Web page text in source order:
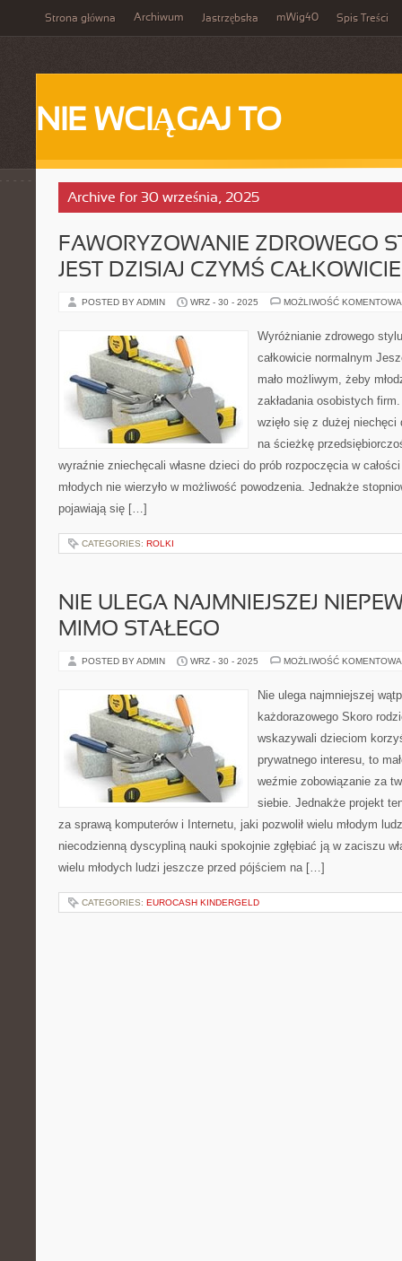
Strona główna Archiwum Jastrzębska mWig40 Spis Treści
NIE WCIĄGAJ TO
Archive for 30 września, 2025
FAWORYZOWANIE ZDROWEGO
JEST DZISIAJ CZYMŚ
POSTED BY ADMIN WRZ - 30 - 2025 MOŻLIWOŚĆ
Wyróżnianie zdrowego
całkowicie normalnym
mało możliwym, żeby
zakładania osobistych
wzięło się z dużej niechęci
na ścieżkę
wyraźnie zniechęcali własne dzieci do prób rozpoczęcia w
młodych nie wierzyło w możliwość powodzenia. Jednakże
pojawiają się […]
CATEGORIES: ROLKI
NIE ULEGA NAJMNIEJSZEJ
MIMO STAŁEGO
POSTED BY ADMIN WRZ - 30 - 2025 MOŻLIWOŚĆ
Nie ulega najmniejszej
każdorazowego Skoro
wskazywali dzieciom
prywatnego interesu, to
weźmie zobowiązanie za
siebie. Jednakże projekt
za sprawą komputerów i Internetu, jaki pozwolił wielu młodym
niecodzienną dyscypliną nauki spokojnie zgłębiać ją w zaciszu
wielu młodych ludzi jeszcze przed pójściem na […]
CATEGORIES: EUROCASH KINDERGELD